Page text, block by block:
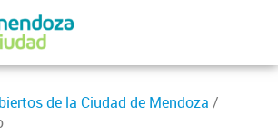
de la Ciudad de Mendoza /